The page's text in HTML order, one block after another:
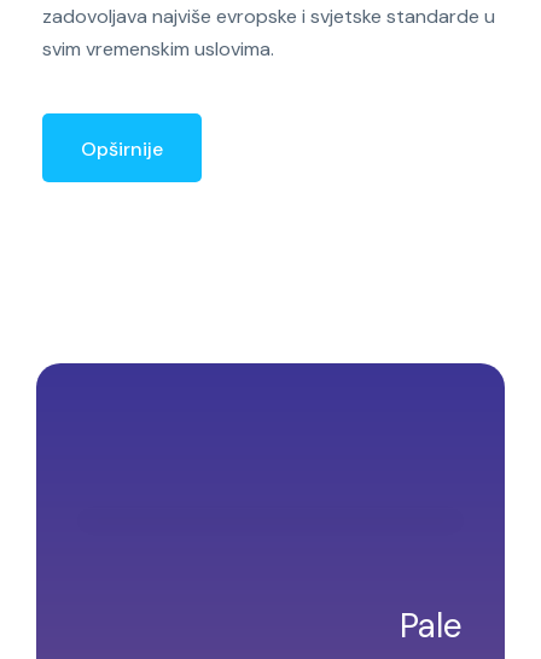
zadovoljava najviše evropske i svjetske standarde u
svim vremenskim uslovima.
Opširnije
Pale